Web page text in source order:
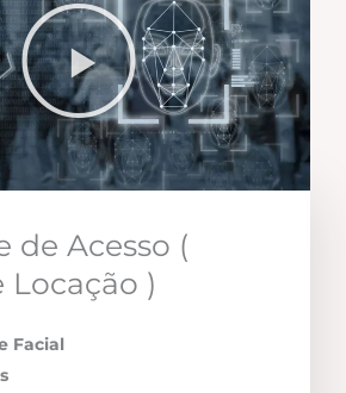
de Acesso (
Locação )
Facial